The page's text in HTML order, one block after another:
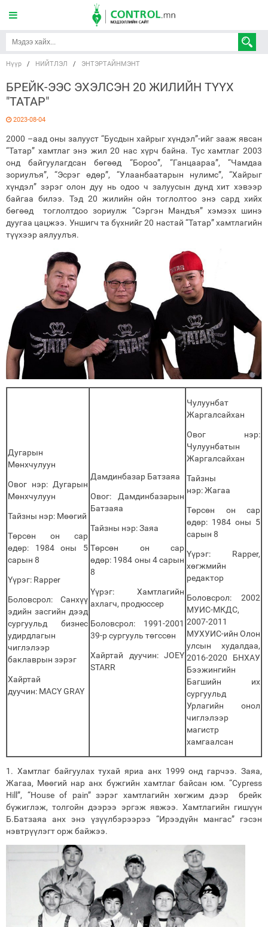
Нүүр / НИЙТЛЭЛ / ЭНТЭРТАЙНМЭНТ
БРЕЙК-ЭЭС ЭХЭЛСЭН 20 ЖИЛИЙН ТҮҮХ
"ТАТАР"
2023-08-04
2000 –аад оны залууст “Бусдын хайрыг хүндэл”-ийг зааж явсан
“Татар” хамтлаг энэ жил 20 нас хүрч байна. Тус хамтлаг 2003
онд байгуулагдсан бөгөөд “Бороо”, “Ганцаараа”, “Чамдаа
зориулъя”, “Эсрэг өдөр”, “Улаанбаатарын нулимс”, “Хайрыг
хүндэл” зэрэг олон дуу нь одоо ч залуусын дунд хит хэвээр
байгаа билээ. Тэд 20 жилийн ойн тоглолтоо энэ сард хийх
бөгөөд тоглолтдоо зориулж “Сэргэн Мандъя” хэмээх шинэ
дуугаа цацжээ. Уншигч та бүхнийг 20 настай “Татар” хамтлагийн
түүхээр аялуулъя.
Дугарын
Мөнхчулуун
Овог нэр: Дугарын
Мөнхчулуун
Тайзны нэр: Мөөгий
Төрсөн он сар
өдөр: 1984 оны 5
сарын 8
Үүрэг: Rapper
Боловсрол: Санхүү
эдийн засгийн дээд
сургуульд бизнес
удирдлагын
чиглэлээр
баклаврын зэрэг
Хайртай
дуучин: MACY GRAY
Дамдинбазар Батзаяа
Овог: Дамдинбазарын
Батзаяа
Тайзны нэр: Заяа
Төрсөн он сар
өдөр: 1984 оны 4 сарын
8
Үүрэг: Хамтлагийн
ахлагч, продюссер
Боловсрол: 1991-2001
39-р сургууль төгссөн
Хайртай дуучин: JOEY
STARR
Чулуунбат
Жаргалсайхан
Овог нэр:
Чулуунбатын
Жаргалсайхан
Тайзны
нэр: Жагаа
Төрсөн он сар
өдөр: 1984 оны 5
сарын 8
Үүрэг: Rapper,
хөгжмийн
редактор
Боловсрол: 2002
МУИС-МКДС,
2007-2011
МУХУИС-ийн Олон
улсын худалдаа,
2016-2020 БНХАУ
Бээжингийн
Багшийн их
сургуульд
Урлагийн онол
чиглэлээр
магистр
хамгаалсан
1. Хамтлаг байгуулах тухай яриа анх 1999 онд гарчээ. Заяа,
Жагаа, Мөөгий нар анх бүжгийн хамтлаг байсан юм. “Cypress
Hill”, “House of pain” зэрэг хамтлагийн хөгжим дээр брейк
бүжиглэж, толгойн дээрээ эргэж явжээ. Хамтлагийн гишүүн
Б.Батзаяа анх энэ үзүүлбэрээрээ “Ирээдүйн мангас” гэсэн
нэвтрүүлэгт орж байжээ.